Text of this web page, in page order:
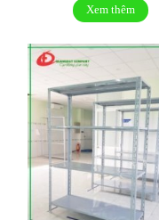
Xem thêm